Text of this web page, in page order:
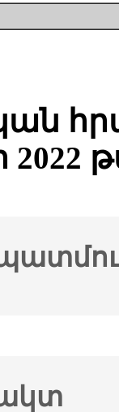
2022